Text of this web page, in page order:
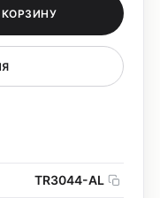
КОРЗИНУ
TR3044-AL